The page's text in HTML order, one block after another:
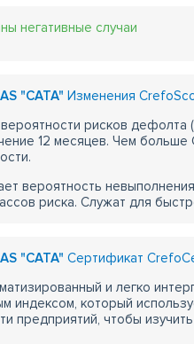
негативные случаи
"CATA" Изменения
рисков
12 месяцев. Чем
вероятность
риска. Служат для
"CATA" Сертификат
и легко
индексом, который
предприятий, чтобы